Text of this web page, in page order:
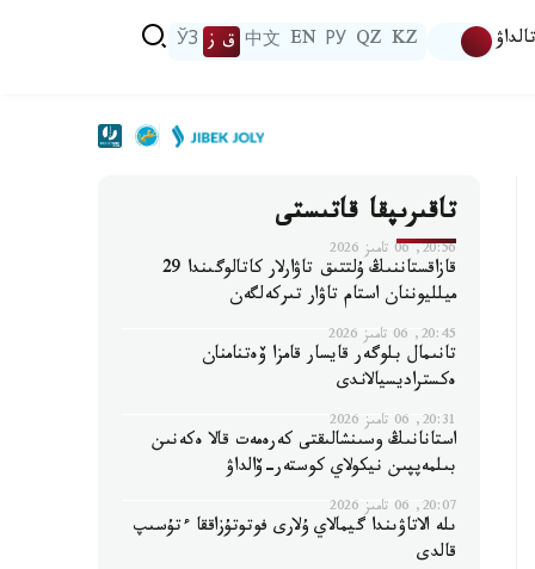
تالداۋ KZ
QZ
РУ
EN
中文 ق ز ЎЗ
تاقىرىپقا قاتىستى
20:56, 06 تامىز 2026
قازاقستاننىڭ ۇلتتىق تاۋارلار كاتالوگىندا 29
ميلليوننان استام تاۋار تىركەلگەن
20:45, 06 تامىز 2026
تانىمال بلوگەر قايسار قامزا ۆەتنامنان
ەكستراديسيالاندى
20:31, 06 تامىز 2026
استانانىڭ وسىنشالىقتى كەرەمەت قالا ەكەنىن
بىلمەپپىن نيكولاي كوستەر-ۆالداۋ
20:07, 06 تامىز 2026
ىلە الاتاۋىندا گيمالاي ۇلارى فوتوتۇزاققا ءتۇسىپ
قالدى